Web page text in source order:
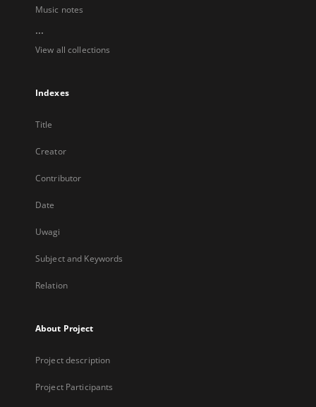
Music notes
...
View all collections
Indexes
Title
Creator
Contributor
Date
Uwagi
Subject and Keywords
Relation
About Project
Project description
Project Participants